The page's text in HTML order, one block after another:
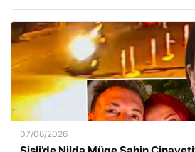
07/08/2026